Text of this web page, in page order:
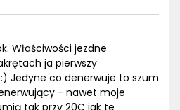
Właściwości jezdne
ja pierwszy
Jedyne co denerwuje to szum
- nawet moje
tak przy 20C jak te